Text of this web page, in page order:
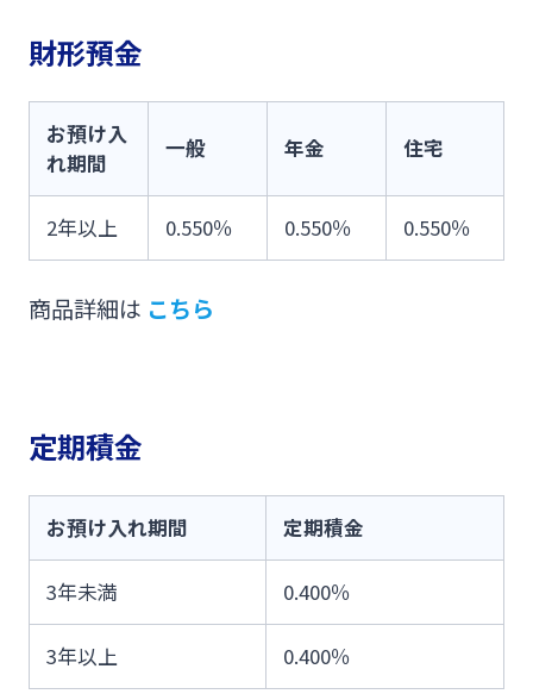
財形預金
お預け入
れ期間
一般 年金 住宅
2年以上 0.550％ 0.550％ 0.550％
商品詳細は こちら
定期積金
お預け入れ期間 定期積金
3年未満 0.400％
3年以上 0.400％